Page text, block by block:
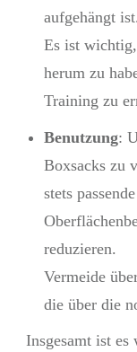
aufgehängt ist.
Es ist
herum zu
Training zu
Benutzung:
Boxsacks zu
stets
reduzieren.
Vermeide
die über die
Insgesamt ist